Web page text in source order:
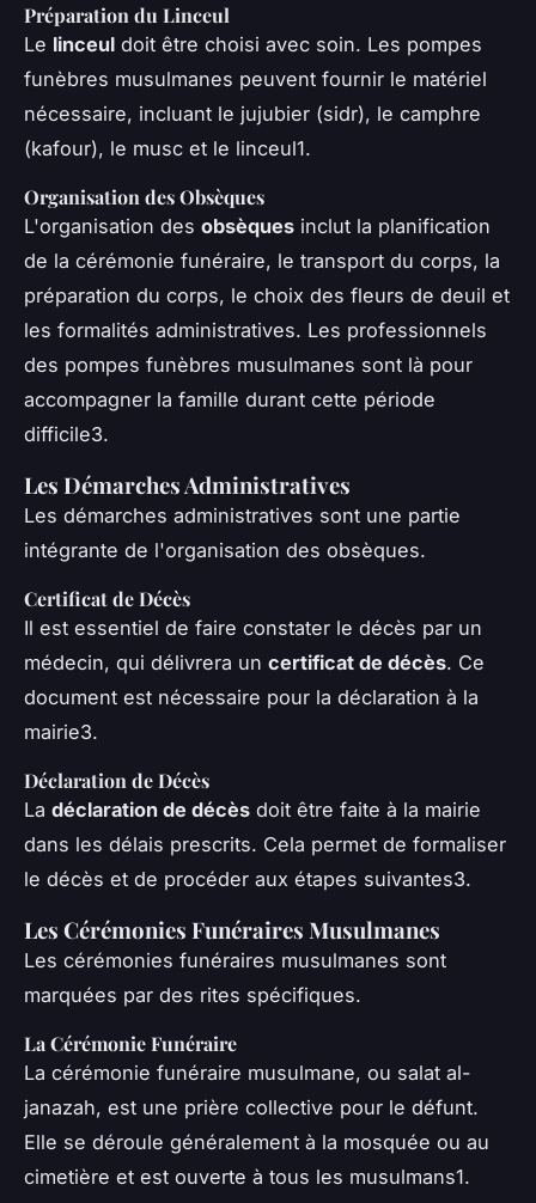
Préparation du Linceul
Le linceul doit être choisi avec soin. Les pompes
funèbres musulmanes peuvent fournir le matériel
nécessaire, incluant le jujubier (sidr), le camphre
(kafour), le musc et le linceul1.
Organisation des Obsèques
L'organisation des obsèques inclut la planification
de la cérémonie funéraire, le transport du corps, la
préparation du corps, le choix des fleurs de deuil et
les formalités administratives. Les professionnels
des pompes funèbres musulmanes sont là pour
accompagner la famille durant cette période
difficile3.
Les Démarches Administratives
Les démarches administratives sont une partie
intégrante de l'organisation des obsèques.
Certificat de Décès
Il est essentiel de faire constater le décès par un
médecin, qui délivrera un certificat de décès. Ce
document est nécessaire pour la déclaration à la
mairie3.
Déclaration de Décès
La déclaration de décès doit être faite à la mairie
dans les délais prescrits. Cela permet de formaliser
le décès et de procéder aux étapes suivantes3.
Les Cérémonies Funéraires Musulmanes
Les cérémonies funéraires musulmanes sont
marquées par des rites spécifiques.
La Cérémonie Funéraire
La cérémonie funéraire musulmane, ou salat al-
janazah, est une prière collective pour le défunt.
Elle se déroule généralement à la mosquée ou au
cimetière et est ouverte à tous les musulmans1.